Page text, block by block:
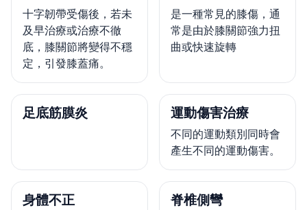
十字韌帶受傷後，若未
及早治療或治療不徹
底，膝關節將變得不穩
定，引發膝蓋痛。
是一種常見的膝傷，通
常是由於膝關節強力扭
曲或快速旋轉
足底筋膜炎 運動傷害治療
不同的運動類別同時會
產生不同的運動傷害。
身體不正 脊椎側彎